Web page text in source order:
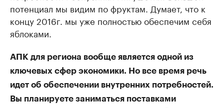
потенциал мы видим по фруктам. Думает, что к
концу 2016г. мы уже полностью обеспечим себя
яблоками.
АПК для региона вообще является одной из
ключевых сфер экономики. Но все время речь
идет об обеспечении внутренних потребностей.
Вы планируете заниматься поставками